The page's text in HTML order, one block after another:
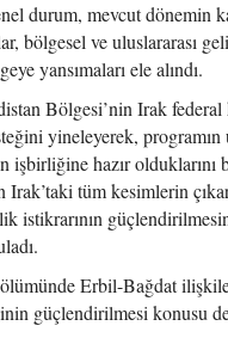
durum, mevcut dönemin
bölgesel ve uluslararası
yansımaları ele alındı.
Bölgesi’nin Irak
yineleyerek, programın
işbirliğine hazır olduklarını
Irak’taki tüm kesimlerin
istikrarının
Erbil-Bağdat
güçlendirilmesi konusu